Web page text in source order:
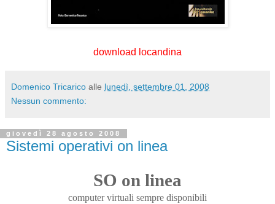
download locandina
Domenico Tricarico alle lunedì, settembre 01, 2008
Nessun commento:
giovedì 28 agosto 2008
Sistemi operativi on linea
SO on linea
computer virtuali sempre disponibili